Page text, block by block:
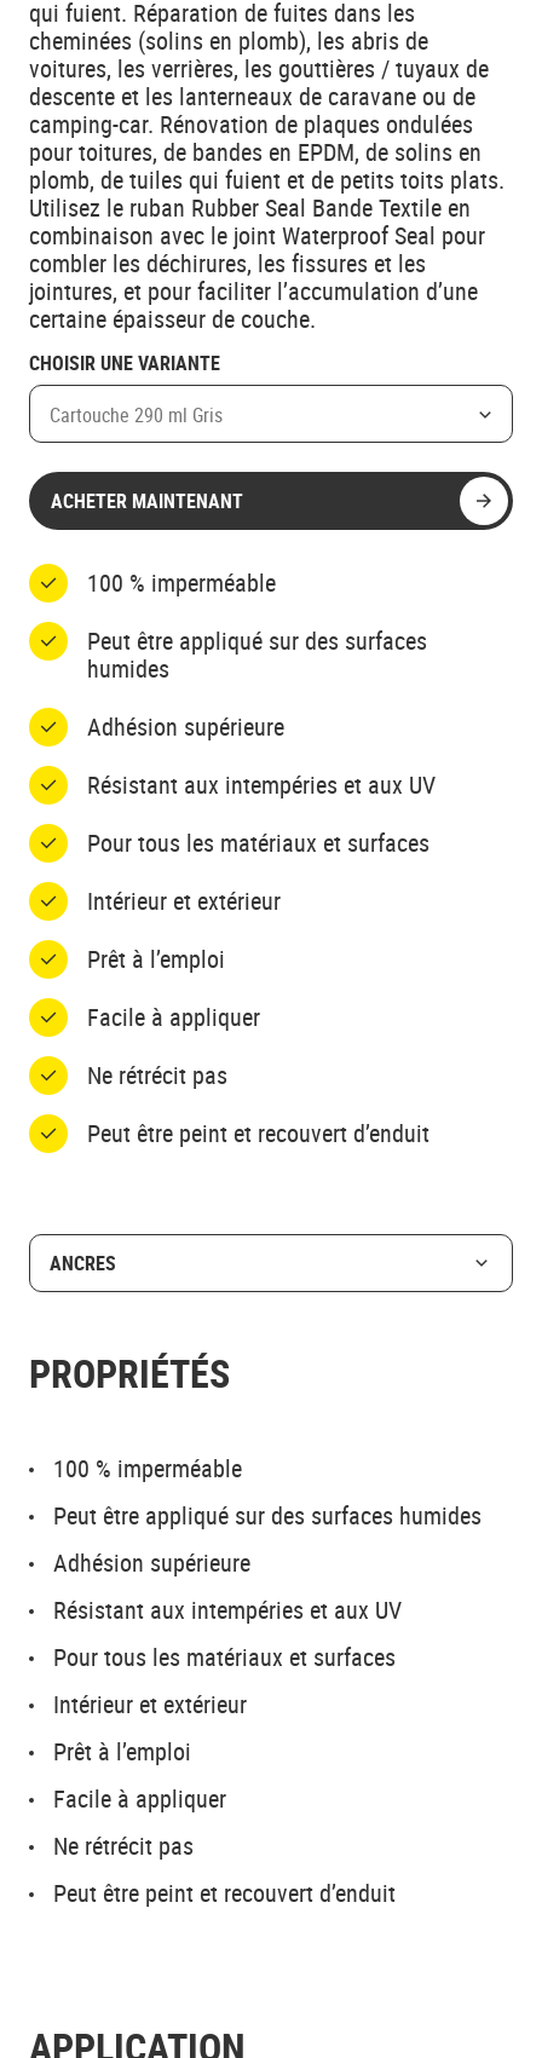
qui fuient. Réparation de fuites dans les
cheminées (solins en plomb), les abris de
voitures, les verrières, les gouttières / tuyaux de
descente et les lanterneaux de caravane ou de
camping-car. Rénovation de plaques ondulées
pour toitures, de bandes en EPDM, de solins en
plomb, de tuiles qui fuient et de petits toits plats.
Utilisez le ruban Rubber Seal Bande Textile en
combinaison avec le joint Waterproof Seal pour
combler les déchirures, les fissures et les
jointures, et pour faciliter l’accumulation d’une
certaine épaisseur de couche.
CHOISIR UNE VARIANTE
Cartouche 290 ml Gris
ACHETER MAINTENANT
100 % imperméable
Peut être appliqué sur des surfaces
humides
Adhésion supérieure
Résistant aux intempéries et aux UV
Pour tous les matériaux et surfaces
Intérieur et extérieur
Prêt à l’emploi
Facile à appliquer
Ne rétrécit pas
Peut être peint et recouvert d’enduit
ANCRES
PROPRIÉTÉS
100 % imperméable
Peut être appliqué sur des surfaces humides
Adhésion supérieure
Résistant aux intempéries et aux UV
Pour tous les matériaux et surfaces
Intérieur et extérieur
Prêt à l’emploi
Facile à appliquer
Ne rétrécit pas
Peut être peint et recouvert d’enduit
APPLICATION